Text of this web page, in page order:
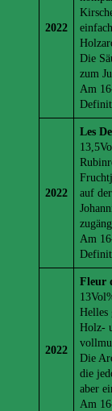
2022
Die
zum
Am
2022
Les
auf
Am
2022
Fleur
Helles
Holz-
Die
die
aber
Am